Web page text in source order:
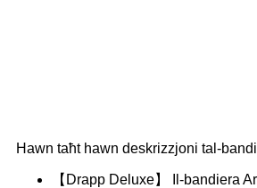
Hawn taħt hawn deskrizzjoni tal-
【Drapp Deluxe】 Il-bandiera